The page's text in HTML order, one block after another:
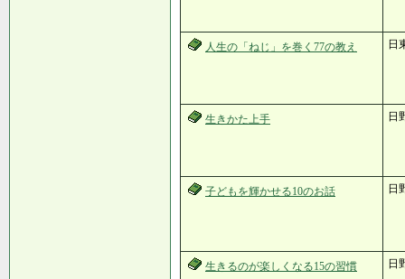
人生の「ねじ」を巻く77の教え 日
生きかた上手 日
子どもを輝かせる10のお話 日
生きるのが楽しくなる15の習慣 日